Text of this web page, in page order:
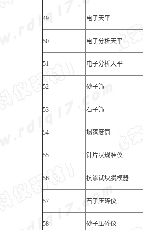
49 电子天平
50 电子分析天平
51 电子分析天平
52 砂子筛
53 石子筛
54 塌落度筒
55 针片状规准仪
56 抗渗试块脱模器
57 石子压碎仪
58 砂子压碎仪